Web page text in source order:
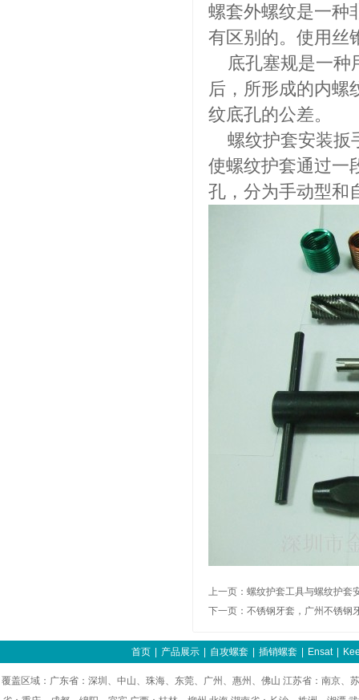
螺套外螺纹是一种
有区别的。使用丝
底孔塞规是一种
后，所形成的内螺
纹底孔的公差。
螺纹护套安装扳
使螺纹护套通过一
孔，分为手动型和
上一页： 螺纹护套工具与螺纹护套
下一页： 不锈钢牙套，广州不锈钢
首页 产品展示 自攻螺套 插销螺套 Ensat
覆盖区域：广东省：深圳、中山、珠海、东莞、广州、惠州、佛山 江苏省：南京